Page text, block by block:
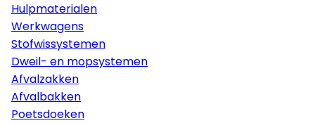
Hulpmaterialen
Werkwagens
Stofwissystemen
Dweil- en mopsystemen
Afvalzakken
Afvalbakken
Poetsdoeken